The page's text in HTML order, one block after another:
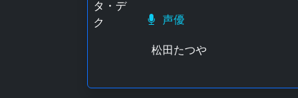
声優
松田たつや